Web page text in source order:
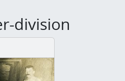
division